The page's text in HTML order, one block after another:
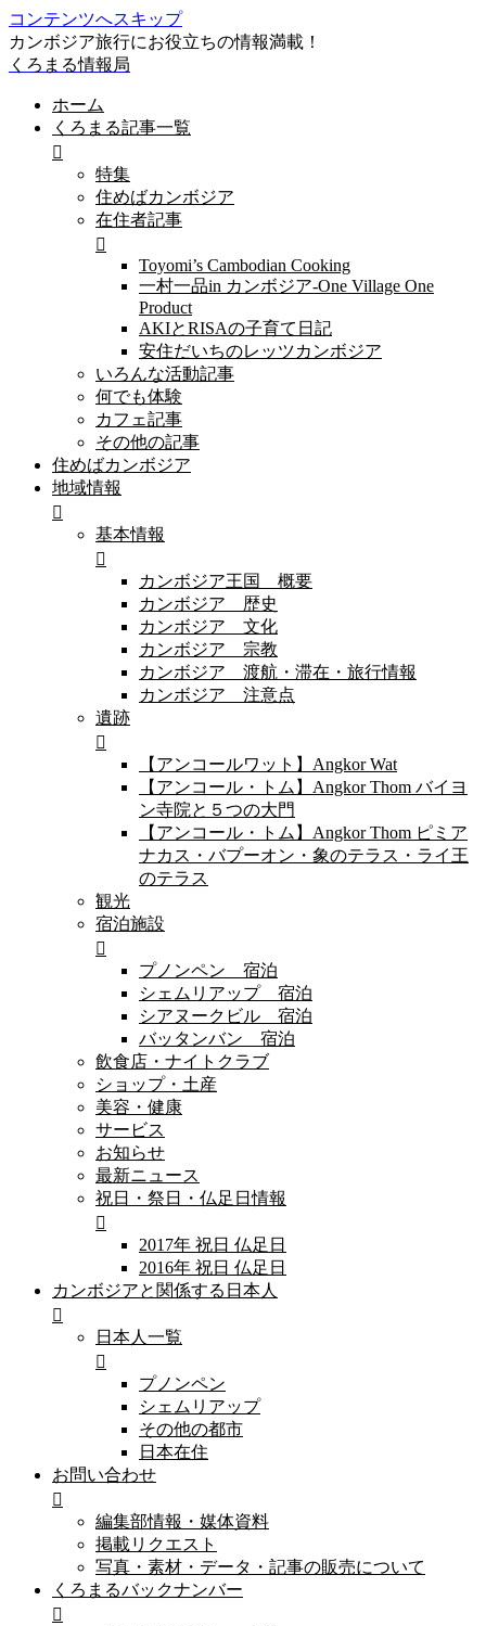
コンテンツへスキップ
カンボジア旅行にお役立ちの情報満載！
くろまる情報局
ホーム
くろまる記事一覧
特集
住めばカンボジア
在住者記事
Toyomi’s Cambodian Cooking
一村一品in カンボジア-One Village One
Product
AKIとRISAの子育て日記
安住だいちのレッツカンボジア
いろんな活動記事
何でも体験
カフェ記事
その他の記事
住めばカンボジア
地域情報
基本情報
カンボジア王国 概要
カンボジア 歴史
カンボジア 文化
カンボジア 宗教
カンボジア 渡航・滞在・旅行情報
カンボジア 注意点
遺跡
【アンコールワット】Angkor Wat
【アンコール・トム】Angkor Thom バイヨ
ン寺院と５つの大門
【アンコール・トム】Angkor Thom ピミア
ナカス・バプーオン・象のテラス・ライ王
のテラス
観光
宿泊施設
プノンペン 宿泊
シェムリアップ 宿泊
シアヌークビル 宿泊
バッタンバン 宿泊
飲食店・ナイトクラブ
ショップ・土産
美容・健康
サービス
お知らせ
最新ニュース
祝日・祭日・仏足日情報
2017年 祝日 仏足日
2016年 祝日 仏足日
カンボジアと関係する日本人
日本人一覧
プノンペン
シェムリアップ
その他の都市
日本在住
お問い合わせ
編集部情報・媒体資料
掲載リクエスト
写真・素材・データ・記事の販売について
くろまるバックナンバー